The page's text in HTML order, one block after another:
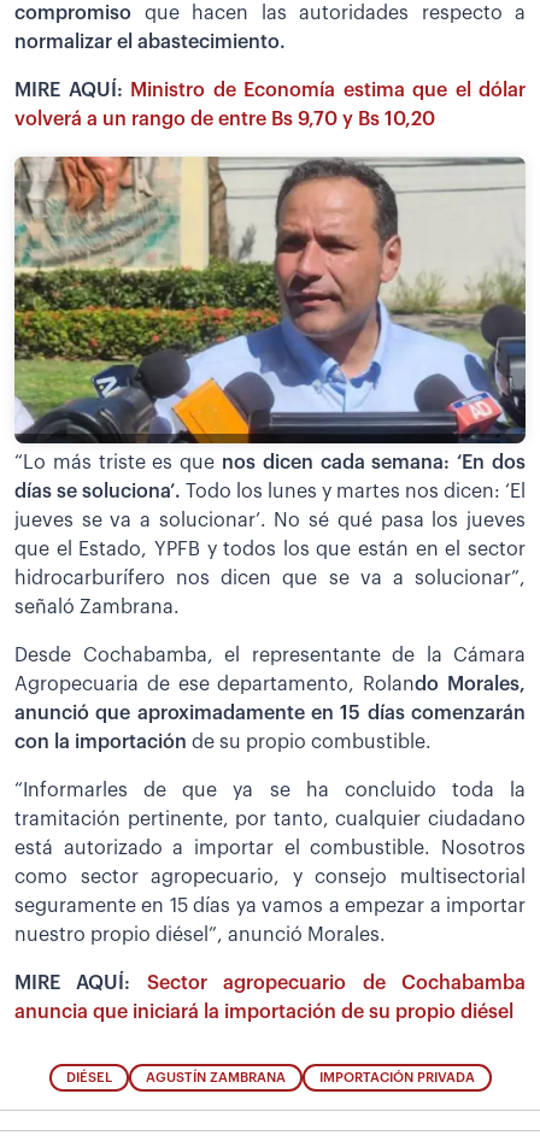
compromiso que hacen las autoridades respecto a
normalizar el abastecimiento.
MIRE AQUÍ:
Ministro de Economía estima que el dólar
volverá a un rango de entre Bs 9,70 y Bs 10,20
“Lo más triste es que nos dicen cada semana: ‘En dos
días se soluciona’. Todo los lunes y martes nos dicen: ‘El
jueves se va a solucionar’. No sé qué pasa los jueves
que el Estado, YPFB y todos los que están en el sector
hidrocarburífero nos dicen que se va a solucionar”,
señaló Zambrana.
Desde Cochabamba, el representante de la Cámara
Agropecuaria de ese departamento, Rolando Morales,
anunció que aproximadamente en 15 días comenzarán
con la importación de su propio combustible.
“Informarles de que ya se ha concluido toda la
tramitación pertinente, por tanto, cualquier ciudadano
está autorizado a importar el combustible. Nosotros
como sector agropecuario, y consejo multisectorial
seguramente en 15 días ya vamos a empezar a importar
nuestro propio diésel”, anunció Morales.
MIRE AQUÍ: Sector agropecuario de Cochabamba
anuncia que iniciará la importación de su propio diésel
DIÉSEL AGUSTÍN ZAMBRANA IMPORTACIÓN PRIVADA